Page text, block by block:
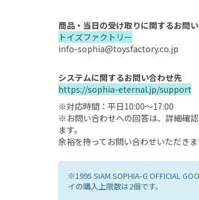
商品・当日の受け取りに関するお問
トイズファクトリー
info-sophia@toysfactory.co.jp
システムに関するお問い合わせ先
https://sophia-eternal.jp/support
※対応時間：平日10:00〜17:00
※お問い合わせへの回答は、詳細確
ます。
余裕を持ってお問い合わせいただき
※1995 SIAM SOPHIA-G OFFICIAL
イの購入上限数は2個です。